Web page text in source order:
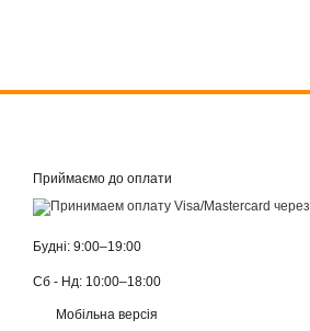
Приймаємо до оплати
Будні: 9:00–19:00
Сб - Нд: 10:00–18:00
Мобільна версія